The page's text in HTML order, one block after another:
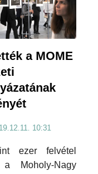
a MOME
10:31
ezer felvétel
a Moholy-Nagy